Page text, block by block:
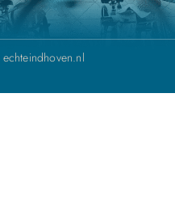
echteindhoven.nl